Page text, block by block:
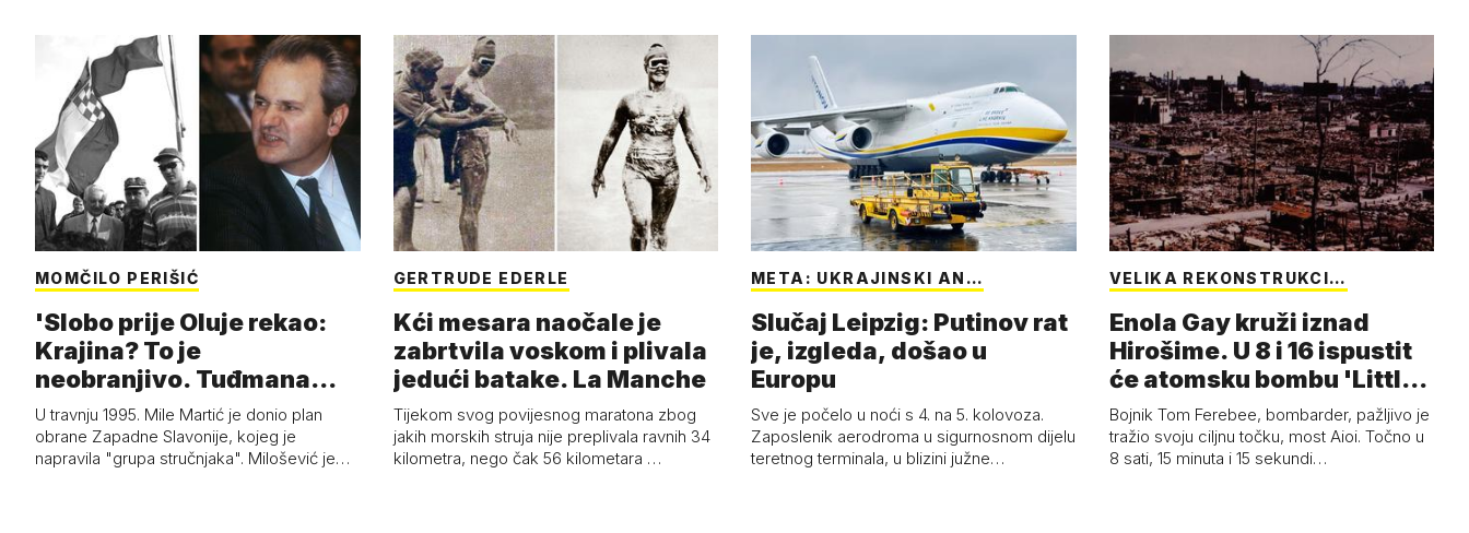
MOMČILO PERIŠIĆ
'Slobo prije Oluje rekao:
Krajina? To je
neobranjivo. Tuđmana
zvao Krivousti'
U travnju 1995. Mile Martić je donio plan
obrane Zapadne Slavonije, kojeg je
napravila "grupa stručnjaka". Milošević je…
GERTRUDE EDERLE
Kći mesara naočale je
zabrtvila voskom i plivala
jedući batake. La Manche
Tijekom svog povijesnog maratona zbog
jakih morskih struja nije preplivala ravnih 34
kilometra, nego čak 56 kilometara …
META: UKRAJINSKI AN…
Slučaj Leipzig: Putinov rat
je, izgleda, došao u
Europu
Sve je počelo u noći s 4. na 5. kolovoza.
Zaposlenik aerodroma u sigurnosnom dijelu
teretnog terminala, u blizini južne…
VELIKA REKONSTRUKCI…
Enola Gay kruži iznad
Hirošime. U 8 i 16 ispustit
će atomsku bombu 'Little
Boy'
Bojnik Tom Ferebee, bombarder, pažljivo je
tražio svoju ciljnu točku, most Aioi. Točno u
8 sati, 15 minuta i 15 sekundi…